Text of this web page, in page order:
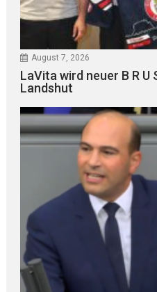
August 7, 2026
LaVita wird neuer B R U
Landshut